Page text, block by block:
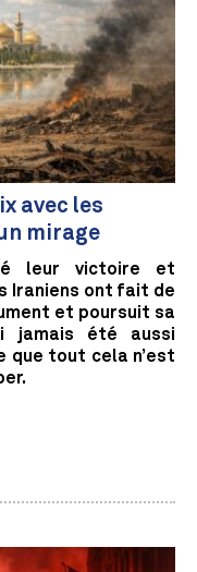
avec les
mirage
leur victoire et
Iraniens ont fait de
et poursuit sa
jamais été aussi
que tout cela n’est